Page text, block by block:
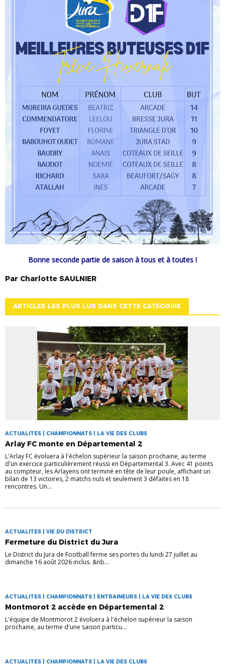
Bonne seconde partie de saison à tous et à toutes !
Par Charlotte SAULNIER
ARTICLES LES PLUS LUS DANS CETTE CATÉGORIE
ACTUALITES | CHAMPIONNATS | LA VIE DES CLUBS
Arlay FC monte en Départemental 2
L'Arlay FC évoluera à l'échelon supérieur la saison prochaine, au terme
d'un exercice particulièrement réussi en Départemental 3. Avec 41 points
au compteur, les Arlayens ont terminé en tête de leur poule, affichant un
bilan de 13 victoires, 2 matchs nuls et seulement 3 défaites en 18
rencontres. Un...
ACTUALITES | VIE DU DISTRICT
Fermeture du District du Jura
Le District du Jura de Football ferme ses portes du lundi 27 juillet au
dimanche 16 août 2026 inclus. &nb...
ACTUALITES | CHAMPIONNATS | ENTRAINEURS | LA VIE DES CLUBS
Montmorot 2 accède en Départemental 2
L'équipe de Montmorot 2 évoluera à l'échelon supérieur la saison
prochaine, au terme d'une saison particu...
ACTUALITES | CHAMPIONNATS | LA VIE DES CLUBS